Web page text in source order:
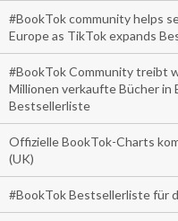
#BookTok community helps
Europe as TikTok expands
#BookTok Community treibt
Millionen verkaufte Bücher in
Bestsellerliste
Offizielle BookTok-Charts
(UK)
#BookTok Bestsellerliste für